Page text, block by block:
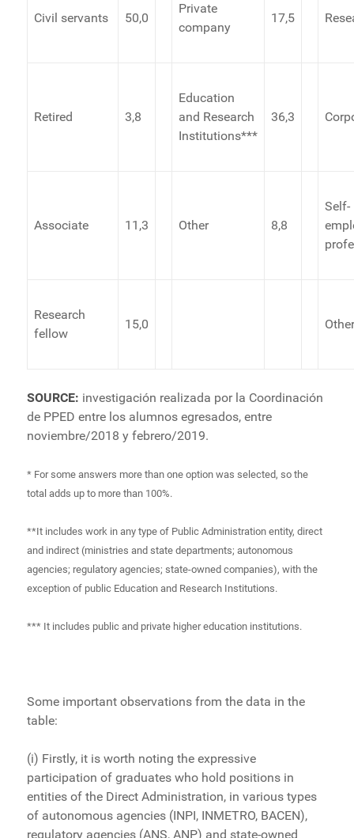
Civil servants 50,0
Private
company
17,5
Retired 3,8
Education
and Research
Institutions***
36,3
Associate 11,3 Other 8,8
Self-
Research
fellow
15,0 Other
SOURCE: investigación realizada por la Coordinación
de PPED entre los alumnos egresados, entre
noviembre/2018 y febrero/2019.
* For some answers more than one option was selected, so the
total adds up to more than 100%.
**It includes work in any type of Public Administration entity, direct
and indirect (ministries and state departments; autonomous
agencies; regulatory agencies; state-owned companies), with the
exception of public Education and Research Institutions.
*** It includes public and private higher education institutions.
Some important observations from the data in the
table:
(i) Firstly, it is worth noting the expressive
participation of graduates who hold positions in
entities of the Direct Administration, in various types
of autonomous agencies (INPI, INMETRO, BACEN),
regulatory agencies (ANS, ANP) and state-owned